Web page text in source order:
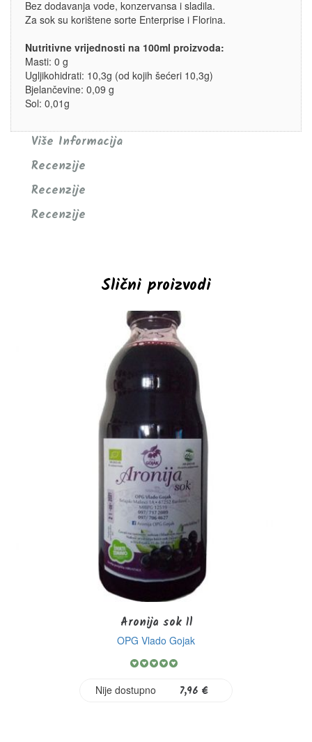
Bez dodavanja vode, konzervansa i sladila.
Za sok su korištene sorte Enterprise i Florina.
Nutritivne vrijednosti na 100ml proizvoda:
Masti: 0 g
Ugljikohidrati: 10,3g (od kojih šećeri 10,3g)
Bjelančevine: 0,09 g
Sol: 0,01g
Više Informacija
Recenzije
Recenzije
Recenzije
Slični proizvodi
Aronija sok 1l
OPG Vlado Gojak
Rating:
Nije dostupno
7,96 €